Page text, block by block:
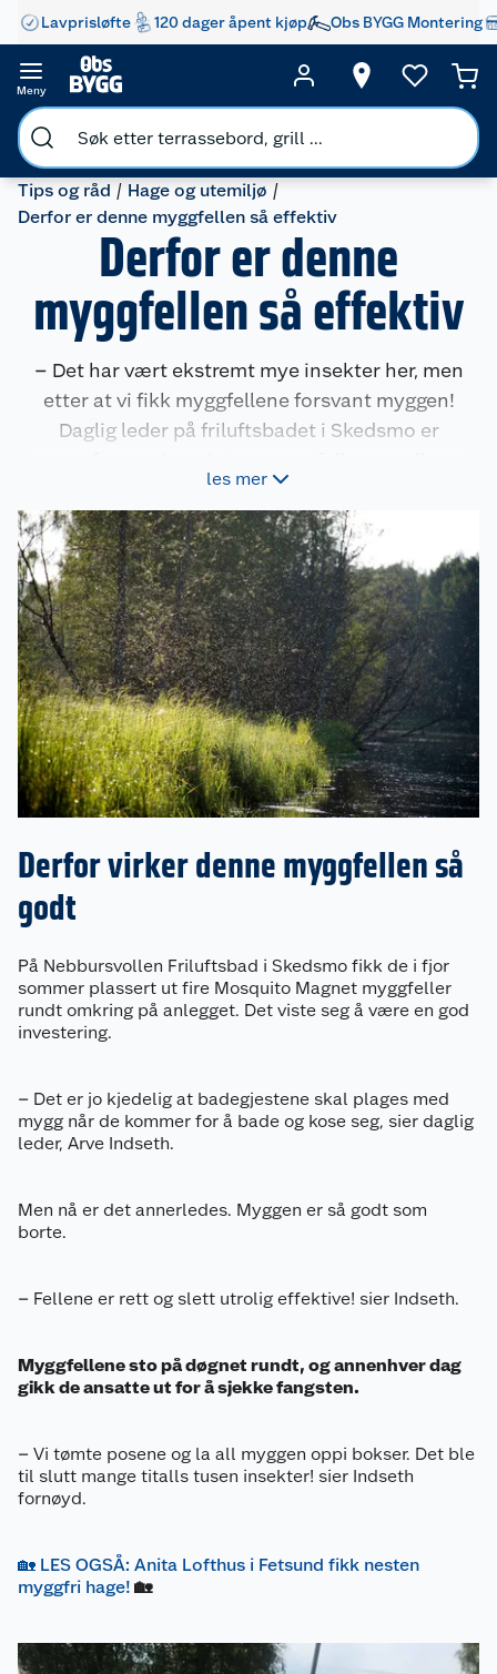
Lavprisløfte 120 dager åpent kjøp Obs BYGG Montering
Meny
Tips og råd
Hage og utemiljø
Derfor er denne myggfellen så effektiv
Derfor er denne
myggfellen så effektiv
– Det har vært ekstremt mye insekter her, men
etter at vi fikk myggfellene forsvant myggen!
Daglig leder på friluftsbadet i Skedsmo er
les mer
Derfor virker denne myggfellen så
godt
På Nebbursvollen Friluftsbad i Skedsmo fikk de i fjor
sommer plassert ut fire Mosquito Magnet myggfeller
rundt omkring på anlegget. Det viste seg å være en god
investering.
– Det er jo kjedelig at badegjestene skal plages med
mygg når de kommer for å bade og kose seg, sier daglig
leder, Arve Indseth.
Men nå er det annerledes. Myggen er så godt som
borte.
– Fellene er rett og slett utrolig effektive! sier Indseth.
Myggfellene sto på døgnet rundt, og annenhver dag
gikk de ansatte ut for å sjekke fangsten.
– Vi tømte posene og la all myggen oppi bokser. Det ble
til slutt mange titalls tusen insekter! sier Indseth
fornøyd.
🏡 LES OGSÅ: Anita Lofthus i Fetsund fikk nesten
myggfri hage! 🏡